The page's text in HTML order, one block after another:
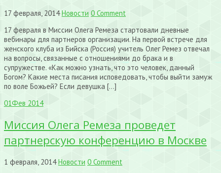
17 февраля, 2014 Новости 0 Comment
17 февраля в Миссии Олега Ремеза стартовали дневные
вебинары для партнеров организации. На первой встрече для
женского клуба из Бийска (Россия) учитель Олег Ремез отвечал
на вопросы, связанные с отношениями до брака и в
супружестве. «Как можно узнать, что это человек, данный
Богом? Какие места писания исповедовать, чтобы выйти замуж
по воле Божьей? Если девушка […]
01Фев 2014
Миссия Олега Ремеза проведет
партнерскую конференцию в Москве
1 февраля, 2014 Новости 0 Comment